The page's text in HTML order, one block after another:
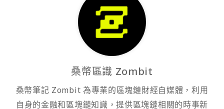
桑幣區識 Zombit
桑幣筆記 Zombit 為專業的區塊鏈財經自媒體，利用
自身的金融和區塊鏈知識，提供區塊鏈相關的時事新